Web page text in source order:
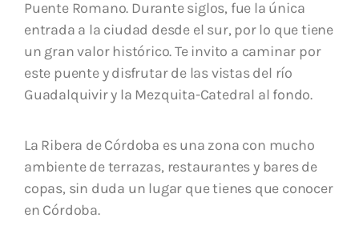
Puente Romano. Durante siglos, fue la única
entrada a la ciudad desde el sur, por lo que tiene
un gran valor histórico. Te invito a caminar por
este puente y disfrutar de las vistas del río
Guadalquivir y la Mezquita-Catedral al fondo.
La Ribera de Córdoba es una zona con mucho
ambiente de terrazas, restaurantes y bares de
copas, sin duda un lugar que tienes que conocer
en Córdoba.